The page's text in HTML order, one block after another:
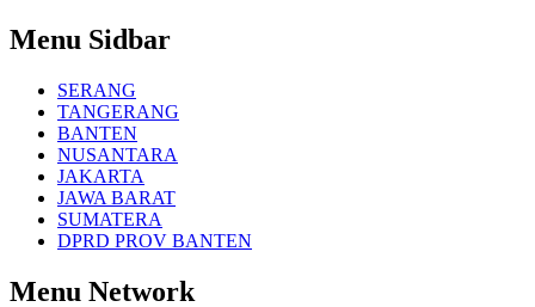
Menu Sidbar
SERANG
TANGERANG
BANTEN
NUSANTARA
JAKARTA
JAWA BARAT
SUMATERA
DPRD PROV BANTEN
Menu Network